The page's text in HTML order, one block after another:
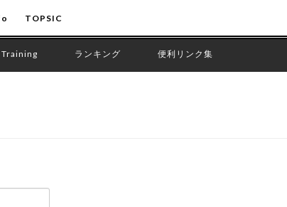
TOPSIC
ランキング 便利リンク集